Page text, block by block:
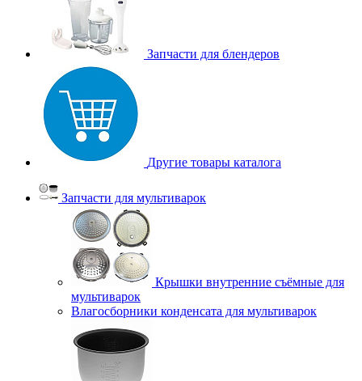
Запчасти для блендеров
Другие товары каталога
Запчасти для мультиварок
Крышки внутренние съёмные для
мультиварок
Влагосборники конденсата для мультиварок